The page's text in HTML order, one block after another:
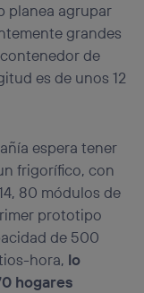
planea agrupar
grandes
de
es de unos 12
espera tener
frigorífico, con
80 módulos de
prototipo
de 500
hora, lo
hogares